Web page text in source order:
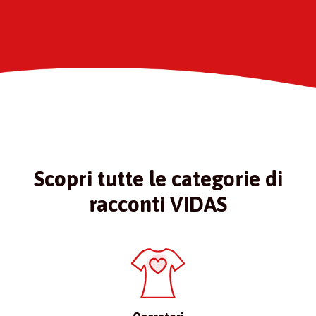
Scopri tutte le categorie di
racconti VIDAS